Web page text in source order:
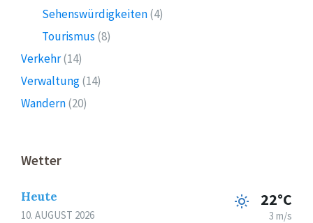
Sehenswürdigkeiten(4)
Tourismus (8)
Verkehr(14)
Verwaltung(14)
Wandern(20)
Wetter
Heute
10. AUGUST 2026
22°C
3 m/s